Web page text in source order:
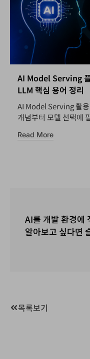
AI Model Serving
LLM 핵심 용어 정리
AI Model Serving 활
개념부터 모델 선택에
Read More
AI를 개발 환경에
알아보고 싶다면
목록보기